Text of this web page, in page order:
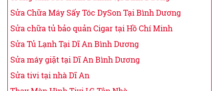
Sửa Chữa Máy Sấy Tóc DySon Tại Bình Dương
Sửa chữa tủ bảo quản Cigar tại Hồ Chí Minh
Sửa Tủ Lạnh Tại Dĩ An Bình Dương
Sửa máy giặt tại Dĩ An Bình Dương
Sửa tivi tại nhà Dĩ An